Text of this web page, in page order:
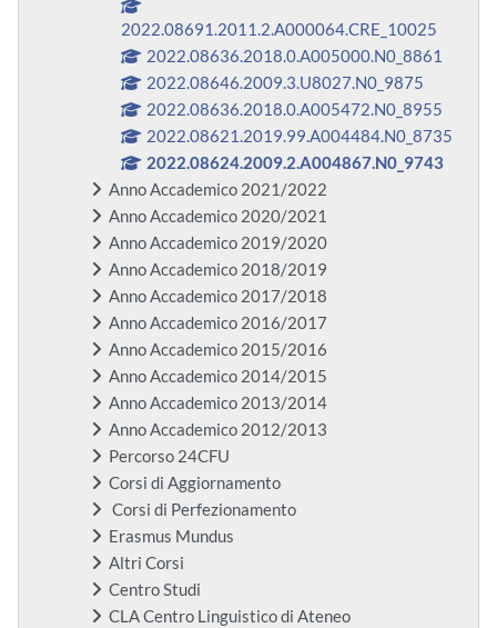
2022.08691.2011.2.A000064.CRE_10025
2022.08636.2018.0.A005000.N0_8861
2022.08646.2009.3.U8027.N0_9875
2022.08636.2018.0.A005472.N0_8955
2022.08621.2019.99.A004484.N0_8735
2022.08624.2009.2.A004867.N0_9743
Anno Accademico 2021/2022
Anno Accademico 2020/2021
Anno Accademico 2019/2020
Anno Accademico 2018/2019
Anno Accademico 2017/2018
Anno Accademico 2016/2017
Anno Accademico 2015/2016
Anno Accademico 2014/2015
Anno Accademico 2013/2014
Anno Accademico 2012/2013
Percorso 24CFU
Corsi di Aggiornamento
Corsi di Perfezionamento
Erasmus Mundus
Altri Corsi
Centro Studi
CLA Centro Linguistico di Ateneo